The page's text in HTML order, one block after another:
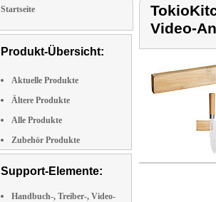
Startseite
Produkt-Übersicht:
Aktuelle Produkte
Ältere Produkte
Alle Produkte
Zubehör Produkte
Support-Elemente:
Handbuch-, Treiber-, Video-
Video-